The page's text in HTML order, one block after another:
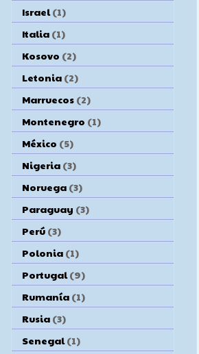
Israel (1)
Italia (1)
Kosovo (2)
Letonia (2)
Marruecos (2)
Montenegro (1)
México (5)
Nigeria (3)
Noruega (3)
Paraguay (3)
Perú (3)
Polonia (1)
Portugal (9)
Rumanía (1)
Rusia (3)
Senegal (1)